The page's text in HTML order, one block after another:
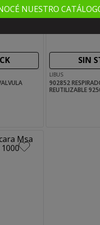
SIN
LIBUS
902852
REUTILIZABLE
NUESTRO